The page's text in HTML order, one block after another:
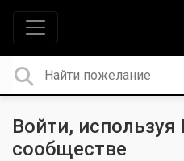
Войти,
сообществе